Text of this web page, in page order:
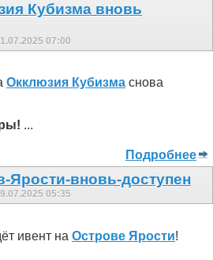
Кубизма внoвь
07:00
Окклюзия Кубизма снова
...
Подробнее
Ярости-вновь-доступен
05:35
ивент на Острове Ярости!